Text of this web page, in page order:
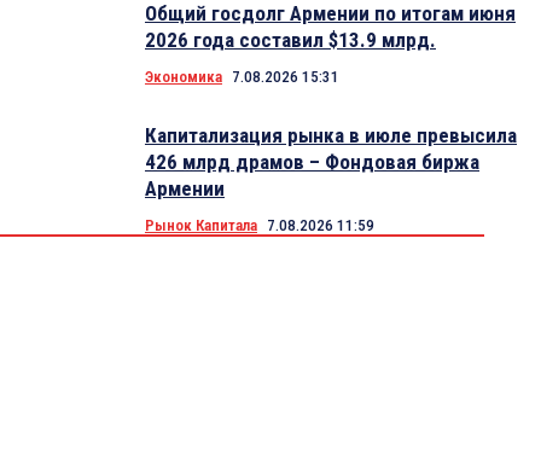
Общий госдолг Армении по итогам июня
2026 года составил $13.9 млрд.
Экономика 7.08.2026 15:31
Капитализация рынка в июле превысила
426 млрд драмов – Фондовая биржа
Армении
Рынок Капитала 7.08.2026 11:59